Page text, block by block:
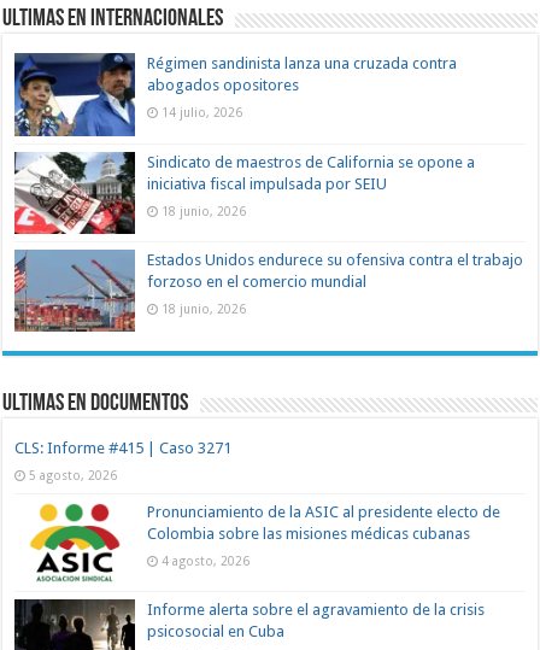
Ultimas en Internacionales
Régimen sandinista lanza una cruzada contra
abogados opositores
14 julio, 2026
Sindicato de maestros de California se opone a
iniciativa fiscal impulsada por SEIU
18 junio, 2026
Estados Unidos endurece su ofensiva contra el trabajo
forzoso en el comercio mundial
18 junio, 2026
Ultimas en documentos
CLS: Informe #415 | Caso 3271
5 agosto, 2026
Pronunciamiento de la ASIC al presidente electo de
Colombia sobre las misiones médicas cubanas
4 agosto, 2026
Informe alerta sobre el agravamiento de la crisis
psicosocial en Cuba